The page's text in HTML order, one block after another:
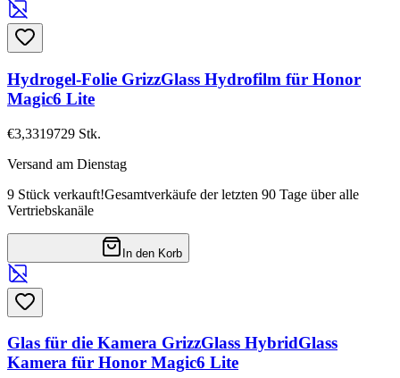
Hydrogel-Folie GrizzGlass Hydrofilm für Honor
Magic6 Lite
€3,3319729 Stk.
Versand am Dienstag
9 Stück verkauft!Gesamtverkäufe der letzten 90 Tage über alle
Vertriebskanäle
In den Korb
Glas für die Kamera GrizzGlass HybridGlass
Kamera für Honor Magic6 Lite